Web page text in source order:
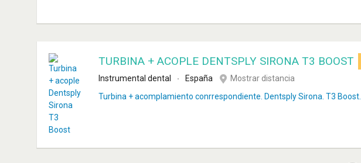
TURBINA + ACOPLE DENTSPLY SIRONA T3 BOOST
Instrumental dental España
Mostrar distancia
Turbina + acomplamiento conrrespondiente. Dentsply Sirona. T3 Boost.